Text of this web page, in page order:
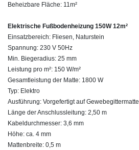
Beheizbare Fläche: 11m²
Elektrische Fußbodenheizung 150W 12m²
Einsatzbereich: Fliesen, Naturstein
Spannung: 230 V 50Hz
Min. Biegeradius: 25 mm
Leistung pro m²: 150 W/m²
Gesamtleistung der Matte: 1800 W
Typ: Elektro
Ausführung: Vorgefertigt auf Gewebegittermatte
Länge der Anschlussleitung: 2,50 m
Kabeldurchmesser: 3,6 mm
Höhe: ca. 4 mm
Mattenbreite: 0,5 m